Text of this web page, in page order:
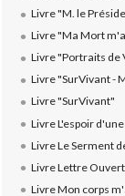
Livre "M. le
Livre "Ma Mort
Livre "Portraits de
Livre "SurVivant -
Livre "SurVivant"
Livre L'espoir
Livre Le Serment
Livre Lettre
Livre Mon corps